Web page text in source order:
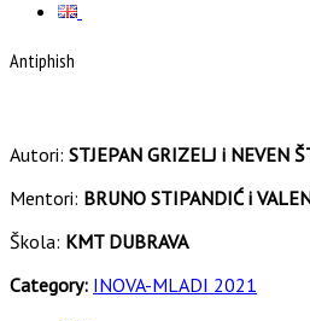
Antiphish
Autori: STJEPAN GRIZELJ i NEVEN
Mentori: BRUNO STIPANDIĆ i
Škola: KMT DUBRAVA
Category: INOVA-MLADI 2021